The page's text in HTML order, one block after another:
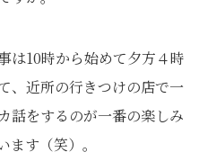
は10時から始めて夕方４時
、近所の行きつけの店で一
話をするのが一番の楽しみ
す（笑）。